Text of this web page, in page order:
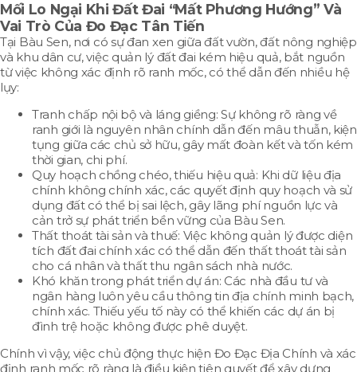
Mối Lo Ngại Khi Đất Đai “Mất Phương Hướng” Và
Vai Trò Của Đo Đạc Tân Tiến
Tại Bàu Sen, nơi có sự đan xen giữa đất vườn, đất nông nghiệp
và khu dân cư, việc quản lý đất đai kém hiệu quả, bắt nguồn
từ việc không xác định rõ ranh mốc, có thể dẫn đến nhiều hệ
lụy:
Tranh chấp nội bộ và láng giềng: Sự không rõ ràng về
ranh giới là nguyên nhân chính dẫn đến mâu thuẫn, kiện
tụng giữa các chủ sở hữu, gây mất đoàn kết và tốn kém
thời gian, chi phí.
Quy hoạch chồng chéo, thiếu hiệu quả: Khi dữ liệu địa
chính không chính xác, các quyết định quy hoạch và sử
dụng đất có thể bị sai lệch, gây lãng phí nguồn lực và
cản trở sự phát triển bền vững của Bàu Sen.
Thất thoát tài sản và thuế: Việc không quản lý được diện
tích đất đai chính xác có thể dẫn đến thất thoát tài sản
cho cá nhân và thất thu ngân sách nhà nước.
Khó khăn trong phát triển dự án: Các nhà đầu tư và
ngân hàng luôn yêu cầu thông tin địa chính minh bạch,
chính xác. Thiếu yếu tố này có thể khiến các dự án bị
đình trệ hoặc không được phê duyệt.
Chính vì vậy, việc chủ động thực hiện Đo Đạc Địa Chính và xác
định ranh mốc rõ ràng là điều kiện tiên quyết để xây dựng